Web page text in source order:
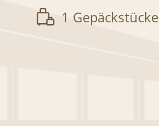
1 Gepäckstücke